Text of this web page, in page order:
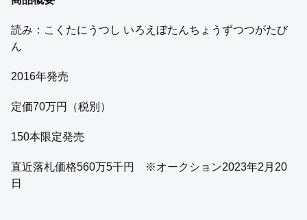
読み：こくたにうつし いろえぼたんちょうずつつがたび
ん
2016年発売
定価70万円（税別）
150本限定発売
直近落札価格560万5千円 ※オークション2023年2月20
日